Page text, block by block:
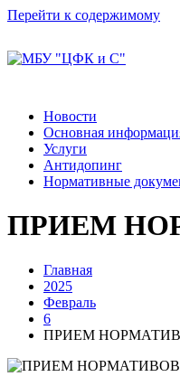
Перейти к содержимому
Новости
Основная
Услуги
Антидопинг
Нормативные
ПРИЕМ
Главная
2025
Февраль
6
ПРИЕМ